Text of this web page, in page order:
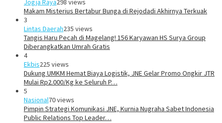
Jogja Raya298 views
Makam Misterius Bertabur Bunga di Rejodadi Akhirnya Terkuak
3
Lintas Daerah235 views
Tangis Haru Pecah di Magelang! 156 Karyawan HS Surya Group
Diberangkatkan Umrah Gratis
4
Ekbis225 views
Dukung UMKM Hemat Biaya Logistik, JNE Gelar Promo Ongkir JTR
Mulai Rp2.000/Kg ke Seluruh P…
5
Nasional70 views
Pimpin Strategi Komunikasi JNE, Kurnia Nugraha Sabet Indonesia
Public Relations Top Leader…